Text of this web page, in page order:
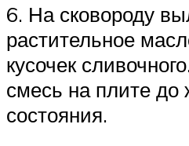
6. На сковороду
растительное
кусочек
смесь на плите до
состояния.